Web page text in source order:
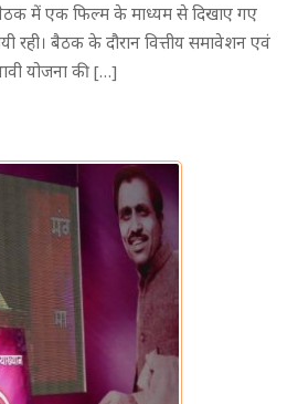
बैठक में एक फिल्म के माध्यम से दिखाए गए
रही। बैठक के दौरान वित्तीय समावेशन एवं
योजना की […]